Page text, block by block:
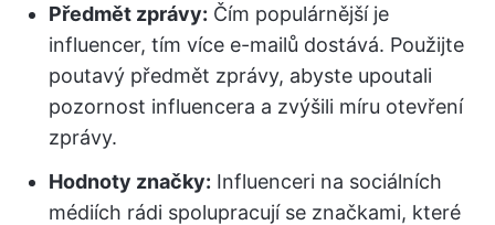
Předmět zprávy: Čím populárnější je
influencer, tím více e-mailů dostává. Použijte
poutavý předmět zprávy, abyste upoutali
pozornost influencera a zvýšili míru otevření
zprávy.
Hodnoty značky: Influenceri na sociálních
médiích rádi spolupracují se značkami, které